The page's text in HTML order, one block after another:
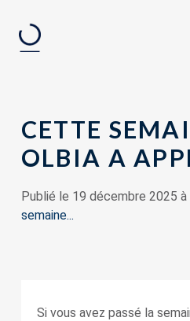
CETTE
OLBIA A
Publié le 19 décembre 2025 à
semaine...
Si vous avez passé la